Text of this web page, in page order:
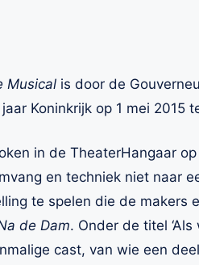
Musical is door de
Koninkrijk op 1 mei 2015
in de TheaterHangaar
en techniek niet naar
te spelen die de makers
de Dam. Onder de titel
cast, van wie een